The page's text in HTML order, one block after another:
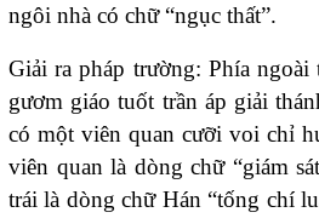
ngôi nhà có chữ “ngục thất”.
Giải ra pháp trường: Phía ngoài
gươm giáo tuốt trần áp giải
có một viên quan cưỡi voi chỉ
viên quan là dòng chữ “giám
trái là dòng chữ Hán “tống chí